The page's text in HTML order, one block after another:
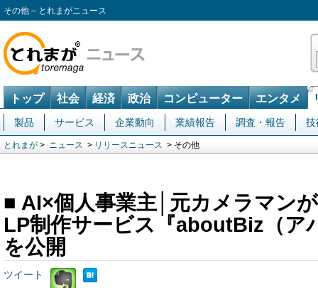
その他 – とれまがニュース
トップ 社会 経済 政治 コンピューター エンタメ
製品 サービス 企業動向 業績報告 調査・報告 技
とれまが > ニュース > リリースニュース > その他
■ AI×個人事業主│元カメラマン
LP制作サービス『aboutBiz（ア
を公開
ツイート